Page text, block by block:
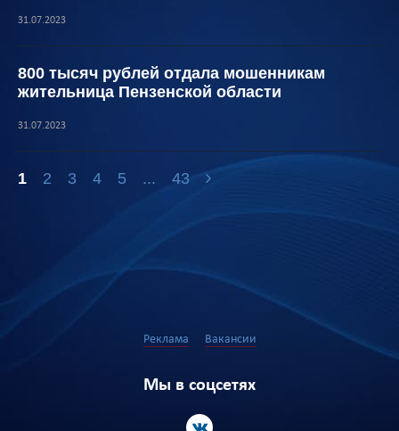
31.07.2023
800 тысяч рублей отдала мошенникам
жительница Пензенской области
31.07.2023
1 2 3 4 5 ... 43
Реклама Вакансии
Мы в соцсетях